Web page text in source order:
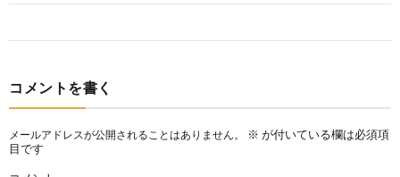
コメントを書く
メールアドレスが公開されることはありません。 ※ が付いている欄は必須項
目です